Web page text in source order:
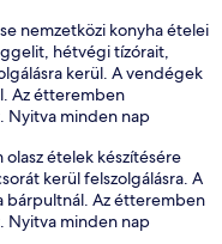
nemzetközi konyha ételei
hétvégi tízórait,
kerül. A vendégek
Az étteremben
Nyitva minden nap
olasz ételek készítésére
kerül felszolgálásra. A
bárpultnál. Az étteremben
Nyitva minden nap